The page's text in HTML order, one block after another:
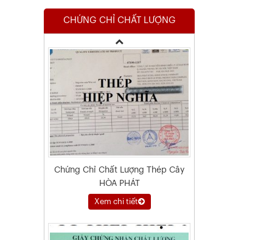
CHỨNG CHỈ CHẤT LƯỢNG
Chứng Chỉ Chất Lượng Thép Cây
HÒA PHÁT
Xem chi tiết